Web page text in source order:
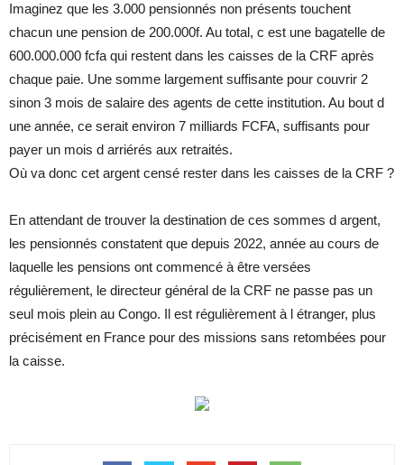
Imaginez que les 3.000 pensionnés non présents touchent
chacun une pension de 200.000f. Au total, c est une bagatelle de
600.000.000 fcfa qui restent dans les caisses de la CRF après
chaque paie. Une somme largement suffisante pour couvrir 2
sinon 3 mois de salaire des agents de cette institution. Au bout d
une année, ce serait environ 7 milliards FCFA, suffisants pour
payer un mois d arriérés aux retraités.
Où va donc cet argent censé rester dans les caisses de la CRF ?
En attendant de trouver la destination de ces sommes d argent,
les pensionnés constatent que depuis 2022, année au cours de
laquelle les pensions ont commencé à être versées
régulièrement, le directeur général de la CRF ne passe pas un
seul mois plein au Congo. Il est régulièrement à l étranger, plus
précisément en France pour des missions sans retombées pour
la caisse.